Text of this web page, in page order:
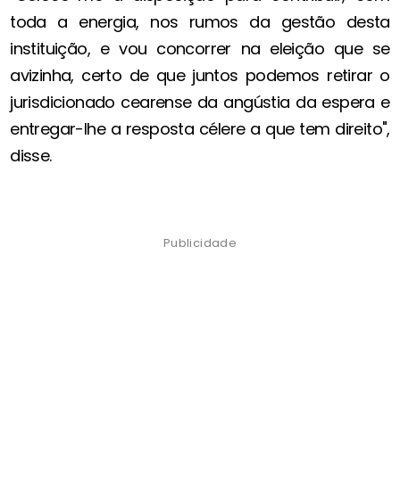
toda a energia, nos rumos da gestão desta
instituição, e vou concorrer na eleição que se
avizinha, certo de que juntos podemos retirar o
jurisdicionado cearense da angústia da espera e
entregar-lhe a resposta célere a que tem direito",
disse.
Publicidade